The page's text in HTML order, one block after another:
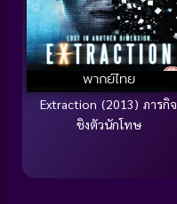
พากย์ไทย
Extraction (2013) ภารกิจ
ชิงตัวนักโทษ